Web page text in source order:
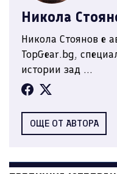
Никола
Никола Стоянов е
TopGear.bg,
истории зад ...
ОЩЕ ОТ АВТОРА